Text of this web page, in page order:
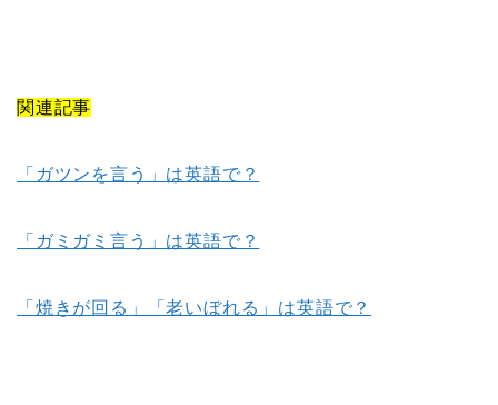
関連記事
「ガツンを言う」は英語で？
「ガミガミ言う」は英語で？
「焼きが回る」「老いぼれる」は英語で？